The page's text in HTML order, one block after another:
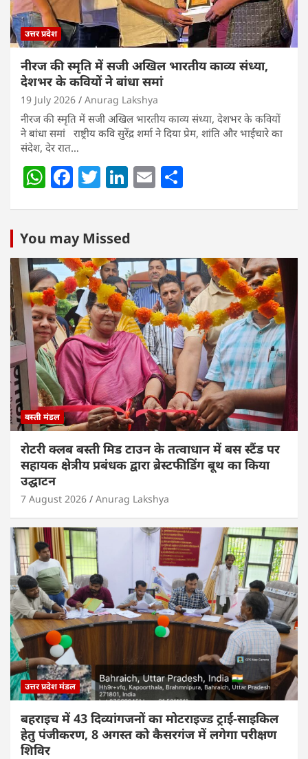
उत्तर प्रदेश
नीरज की स्मृति में सजी अखिल भारतीय काव्य संध्या,
देशभर के कवियों ने बांधा समां
19 July 2026 Anurag Lakshya
नीरज की स्मृति में सजी अखिल भारतीय काव्य संध्या, देशभर के कवियों
ने बांधा समां राष्ट्रीय कवि सुरेंद्र शर्मा ने दिया प्रेम, शांति और भाईचारे का
संदेश, देर रात…
W
s
A
p
p
F
e
b
o
o
k
T
er
Li
e
dI
n
E
You may Missed
बस्ती मंडल
रोटरी क्लब बस्ती मिड टाउन के तत्वाधान में बस स्टैंड पर
सहायक क्षेत्रीय प्रबंधक द्वारा ब्रेस्टफीडिंग बूथ का किया
उद्घाटन
7 August 2026 Anurag Lakshya
उत्तर प्रदेश मंडल
बहराइच में 43 दिव्यांगजनों का मोटराइज्ड ट्राई-साइकिल
हेतु पंजीकरण, 8 अगस्त को कैसरगंज में लगेगा परीक्षण
शिविर